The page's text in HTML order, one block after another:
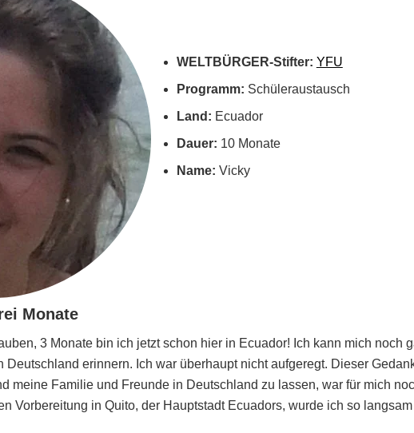
WELTBÜRGER-Stifter: YFU
Programm: Schüleraustausch
Land: Ecuador
Dauer: 10 Monate
Name: Vicky
Monate
3 Monate bin ich jetzt schon hier in Ecuador! Ich kann mich noch
Deutschland erinnern. Ich war überhaupt nicht aufgeregt. Dieser
meine Familie und Freunde in Deutschland zu lassen, war für mich
Vorbereitung in Quito, der Hauptstadt Ecuadors, wurde ich so